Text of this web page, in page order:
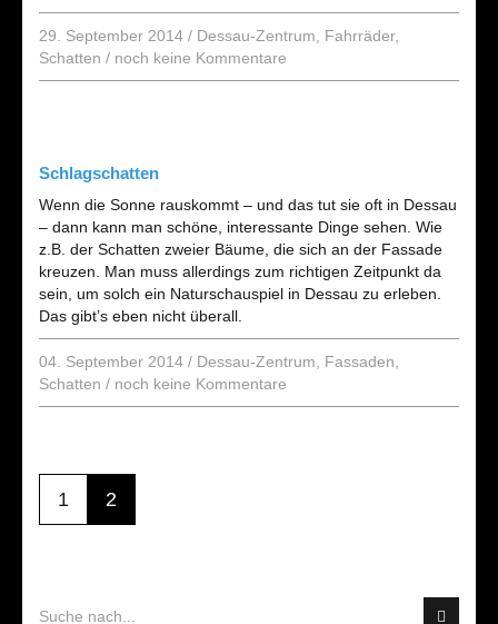
29. September 2014 / Dessau-Zentrum Fahrräder,
Schatten / noch keine Kommentare
Schlagschatten
Wenn die Sonne rauskommt – und das tut sie oft in Dessau
– dann kann man schöne, interessante Dinge sehen. Wie
z.B. der Schatten zweier Bäume, die sich an der Fassade
kreuzen. Man muss allerdings zum richtigen Zeitpunkt da
sein, um solch ein Naturschauspiel in Dessau zu erleben.
Das gibt’s eben nicht überall.
04. September 2014 / Dessau-Zentrum Fassaden
Schatten / noch keine Kommentare
1 2